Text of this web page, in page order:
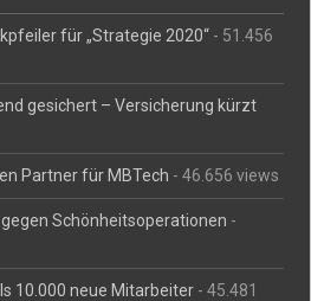
für „Strategie 2020“ - 51.456
gesichert – Versicherung kürzt
Partner für MBTech - 46.656 views
Schönheitsoperationen -
10.000 neue Mitarbeiter - 45.481